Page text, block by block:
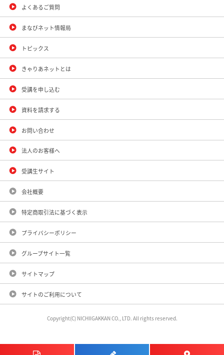
よくあるご質問
まなびネット情報局
トピックス
きゃりあネットとは
受講を申し込む
資料を請求する
お問い合わせ
法人のお客様へ
受講生サイト
会社概要
特定商取引法に基づく表示
プライバシーポリシー
グループサイト一覧
サイトマップ
サイトのご利用について
Copyright(C) NICHIIGAKKAN CO., LTD. All rights reserved.